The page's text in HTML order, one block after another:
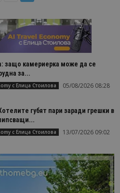
защо камериерка може да се
за...
с Елица Стоилова 05/08/2026 08:28
губят пари заради грешки в
с Елица Стоилова 13/07/2026 09:02